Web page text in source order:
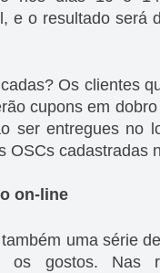
e o resultado será
Os clientes
cupons em
ser entregues no
OSCs cadastradas
on-line
uma série
os gostos. Nas